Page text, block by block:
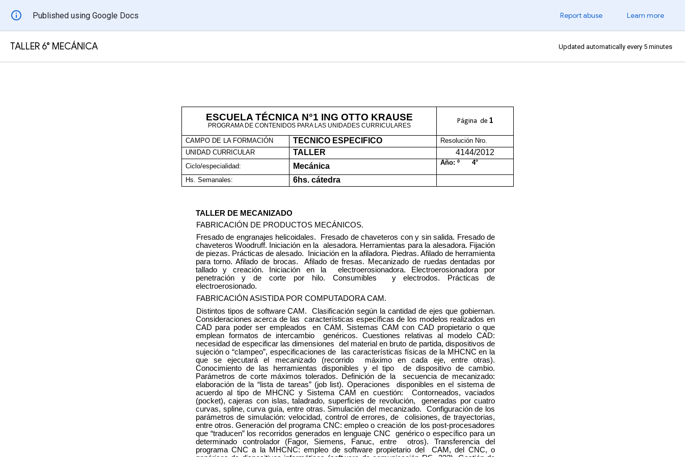
Published using Google Docs Report abuse Learn more
TALLER 6° MECÁNICA Updated automatically every 5 minutes
ESCUELA TÉCNICA N°1 ING OTTO KRAUSE
PROGRAMA DE CONTENIDOS PARA LAS UNIDADES CURRICULARES
Página de 1
CAMPO DE LA FORMACIÓN TECNICO ESPECIFICO
Resolución Nro.
UNIDAD CURRICULAR
TALLER 4144/2012
Ciclo/especialidad: Mecánica Año: º 4°
Hs. Semanales: 6hs.cátedra
TALLER DE MECANIZADO
FABRICACIÓN DE PRODUCTOS MECÁNICOS.
Fresado de engranajes helicoidales. Fresado de chaveteros con y sin salida. Fresado de
chaveteros Woodruff. Iniciación en la alesadora. Herramientas para la alesadora. Fijación
de piezas. Prácticas de alesado. Iniciación en la afiladora. Piedras. Afilado de herramienta
para torno. Afilado de brocas. Afilado de fresas. Mecanizado de ruedas dentadas por
tallado y creación. Iniciación en la electroerosionadora. Electroerosionadora por
penetración y de corte por hilo. Consumibles y electrodos. Prácticas de
electroerosionado.
FABRICACIÓN ASISTIDA POR COMPUTADORA CAM.
Distintos tipos de software CAM. Clasificación según la cantidad de ejes que gobiernan.
Consideraciones acerca de las características específicas de los modelos realizados en
CAD para poder ser empleados en CAM. Sistemas CAM con CAD propietario o que
emplean formatos de intercambio genéricos. Cuestiones relativas al modelo CAD:
necesidad de especificar las dimensiones del material en bruto de partida, dispositivos de
sujeción o “clampeo”, especificaciones de las características físicas de la MHCNC en la
que se ejecutará el mecanizado (recorrido máximo en cada eje, entre otras).
Conocimiento de las herramientas disponibles y el tipo de dispositivo de cambio.
Parámetros de corte máximos tolerados. Definición de la secuencia de mecanizado:
elaboración de la “lista de tareas” (job list). Operaciones disponibles en el sistema de
acuerdo al tipo de MHCNC y Sistema CAM en cuestión: Contorneados, vaciados
(pocket), cajeras con islas, taladrado, superficies de revolución, generadas por cuatro
curvas, spline, curva guía, entre otras. Simulación del mecanizado. Configuración de los
parámetros de simulación: velocidad, control de errores, de colisiones, de trayectorias,
entre otros. Generación del programa CNC: empleo o creación de los post-procesadores
que “traducen” los recorridos generados en lenguaje CNC genérico o específico para un
determinado controlador (Fagor, Siemens, Fanuc, entre otros). Transferencia del
programa CNC a la MHCNC: empleo de software propietario del CAM, del CNC, o